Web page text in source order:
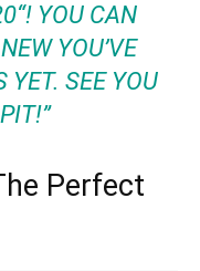
YOU CAN
YOU’VE
YET. SEE YOU
Perfect